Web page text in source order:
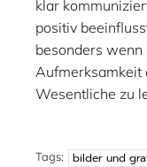
klar
positiv
besonders
Aufmerksamkeit
Wesentliche zu
Tags: bilder und